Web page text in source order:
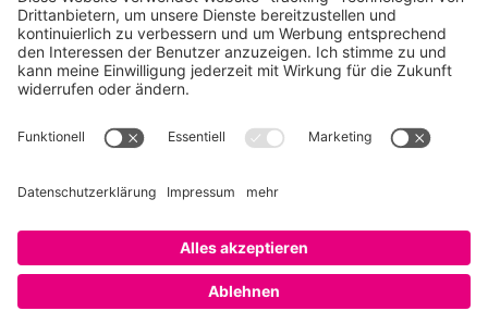
Über SAATKORN
SAATKORN ist der Blog von Gero Hesse. Seit 2009 schreibt
er über die Themen Employer Branding,